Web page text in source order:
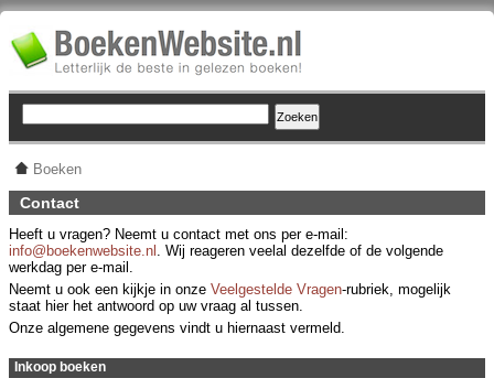
Boeken
Contact
Heeft u vragen? Neemt u contact met ons per e-mail:
info@boekenwebsite.nl . Wij reageren veelal dezelfde of de volgende
werkdag per e-mail.
Neemt u ook een kijkje in onze Veelgestelde Vragen-rubriek, mogelijk
staat hier het antwoord op uw vraag al tussen.
Onze algemene gegevens vindt u hiernaast vermeld.
Inkoop boeken